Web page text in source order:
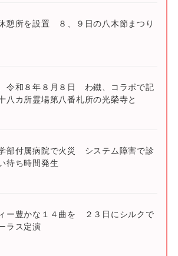
憩所を設置 ８、９日の八木節まつり
令和８年８月８日 わ鐵、コラボで記
カ所霊場第八番札所の光榮寺と
部付属病院で火災 システム障害で診
待ち時間発生
ー豊かな１４曲を ２３日にシルクで
ラス定演